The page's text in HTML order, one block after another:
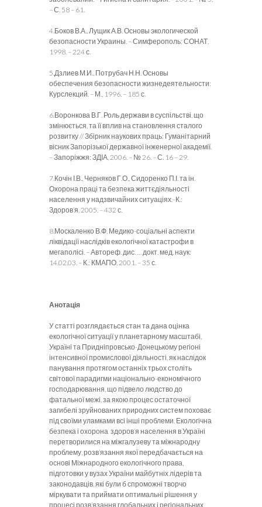
– С. 58 – 61.
4.Боков В.А., Лущик А.В. Основы экологической
безопасности Украины. – Симферополь: СОНАТ,
1998. – 224 с.
5.Дзлиев М.И., Потрубач Н.Н. Основы
обеспечения безопасности жизнедеятельности:
Курслекций. – М., 1996. – 185 с.
6.Воронкова В.Г. Роль держави в суспільстві, що
змінюється, та її вплив на становлення сталого
розвитку // Збірник наукових праць: Гуманітарний
вісник Запорізької державної інженерної академії.
– Запоріжжя: ЗДІА, 2006. – № 26. – С. 16 – 29.
7.Кочін І.В., Черняков Г.О., Сидоренко П.І. та ін.
Охорона праці та безпека життєдіяльності
населення у надзвичайних ситуаціях.–К.:
Здоров’я, 2005. – 432 с.
8.Москаленко В.Ф. Медико-соціальні аспекти
ліквідації наслідків екологічної катастрофи в
мегаполісі. – Автореф. дис. … докт. мед. наук:
14.02.03. – К.: КМАПО, 2001. – 35 с.
Анотація
У статті розглядається стан та дана оцінка
екологічної ситуації у планетарному масштабі,
Україні та Придніпровсько-Донецькому регіоні
інтенсивної промислової діяльності, як наслідок
панування протягом останніх трьох століть
світової парадигми національно-економічного
господарювання, що підвело людство до
фатальної межі, за якою процес остаточної
загибелі зруйнованих природних систем поховає
під своїми уламками всі інші проблеми. Екологічна
безпека і охорона здоров’я населення в Україні
перетворилися на міжгалузеву та міжнародну
проблему, розв’язання якої передбачається на
основі Міжнародного екологічного права,
підготовки у вузах України майбутніх лідерів та
законодавців, які були б спроможні творчо
міркувати та приймати оптимальні рішення у
процесі розв’язання глобальних і регіональних